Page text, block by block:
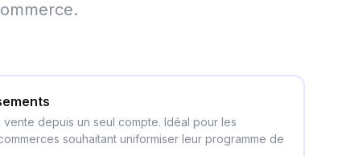
depuis un seul compte. Idéal pour les
souhaitant uniformiser leur programme de